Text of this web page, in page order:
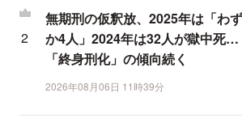
無期刑の仮釈放、2025年は「わず
か4人」2024年は32人が獄中死…
「終身刑化」の傾向続く
2026年08月06日 11時39分